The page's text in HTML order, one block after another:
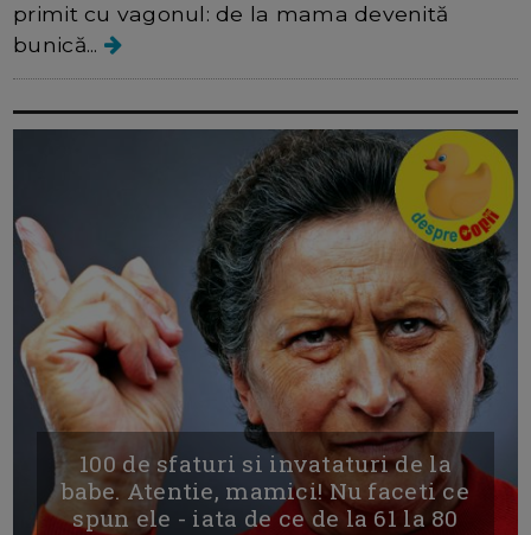
primit cu vagonul: de la mama devenită
bunică...
100 de sfaturi si invataturi de la
babe. Atentie, mamici! Nu faceti ce
spun ele - iata de ce de la 61 la 80